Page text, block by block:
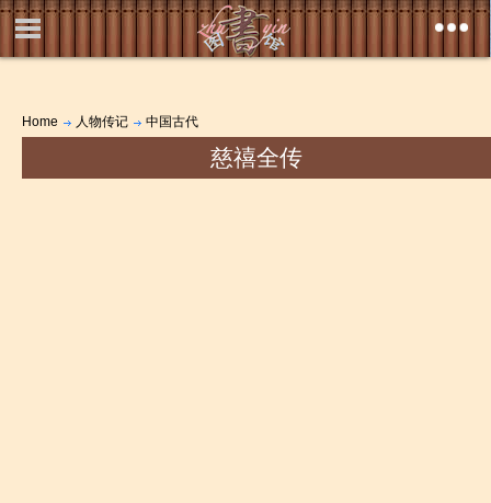
Home 人物传记 中国古代
慈禧全传